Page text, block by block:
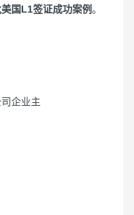
国L1签证成功案例。
企业主